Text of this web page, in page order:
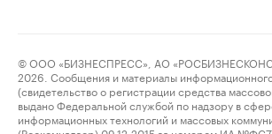
© ООО «БИЗНЕСПРЕСС», АО
2026. Сообщения и материалы информационного
(свидетельство о регистрации средства
выдано Федеральной службой по надзору в
информационных технологий и массовых